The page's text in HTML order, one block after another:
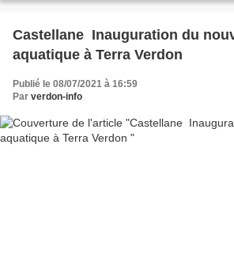
Castellane Inauguration du
aquatique à Terra Verdon
Publié le 08/07/2021 à 16:59
Par verdon-info